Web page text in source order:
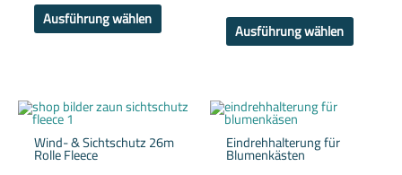
Ausführung wählen
Ausführung wählen
Wind- & Sichtschutz 26m
Rolle Fleece
Dieses
Produkt
mehrere Eindrehhalterung für
Blumenkästen